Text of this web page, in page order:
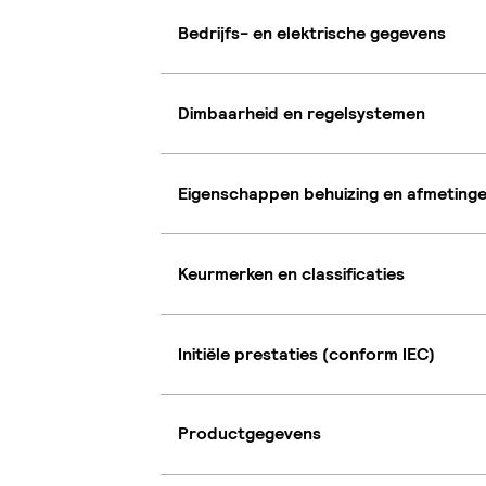
Bedrijfs- en elektrische gegevens
Dimbaarheid en regelsystemen
Eigenschappen behuizing en
Keurmerken en classificaties
Initiële prestaties (conform IEC)
Productgegevens